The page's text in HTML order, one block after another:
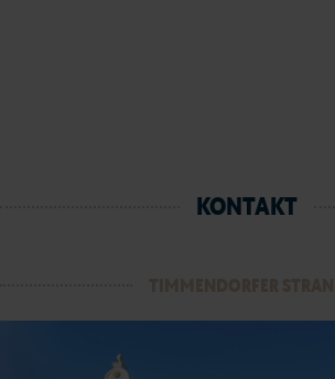
KONTAKT